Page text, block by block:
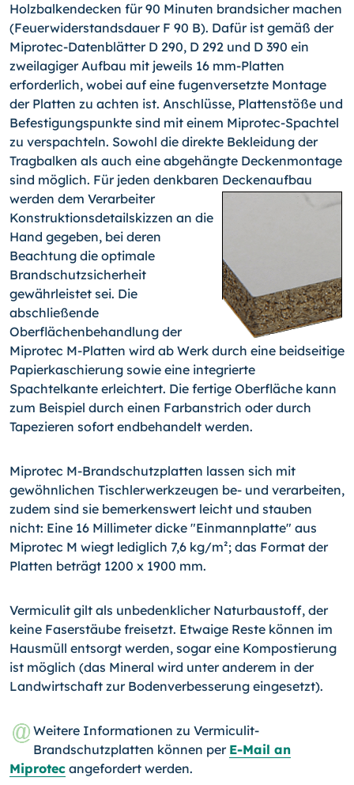
Holzbalkendecken für 90 Minuten brandsicher machen
(Feuerwiderstandsdauer F 90 B). Dafür ist gemäß der
Miprotec-Datenblätter D 290, D 292 und D 390 ein
zweilagiger Aufbau mit jeweils 16 mm-Platten
erforderlich, wobei auf eine fugenversetzte Montage
der Platten zu achten ist. Anschlüsse, Plattenstöße und
Befestigungspunkte sind mit einem Miprotec-Spachtel
zu verspachteln. Sowohl die direkte Bekleidung der
Tragbalken als auch eine abgehängte Deckenmontage
sind möglich. Für jeden denkbaren Deckenaufbau
werden dem Verarbeiter
Konstruktionsdetailskizzen an die
Hand gegeben, bei deren
Beachtung die optimale
Brandschutzsicherheit
gewährleistet sei. Die
abschließende
Oberflächenbehandlung der
Miprotec M-Platten wird ab Werk durch eine beidseitige
Papierkaschierung sowie eine integrierte
Spachtelkante erleichtert. Die fertige Oberfläche kann
zum Beispiel durch einen Farbanstrich oder durch
Tapezieren sofort endbehandelt werden.
Miprotec M-Brandschutzplatten lassen sich mit
gewöhnlichen Tischlerwerkzeugen be- und verarbeiten,
zudem sind sie bemerkenswert leicht und stauben
nicht: Eine 16 Millimeter dicke "Einmannplatte" aus
Miprotec M wiegt lediglich 7,6 kg/m²; das Format der
Platten beträgt 1200 x 1900 mm.
Vermiculit gilt als unbedenklicher Naturbaustoff, der
keine Faserstäube freisetzt. Etwaige Reste können im
Hausmüll entsorgt werden, sogar eine Kompostierung
ist möglich (das Mineral wird unter anderem in der
Landwirtschaft zur Bodenverbesserung eingesetzt).
Weitere Informationen zu Vermiculit-
Brandschutzplatten können per E-Mail an
Miprotec angefordert werden.